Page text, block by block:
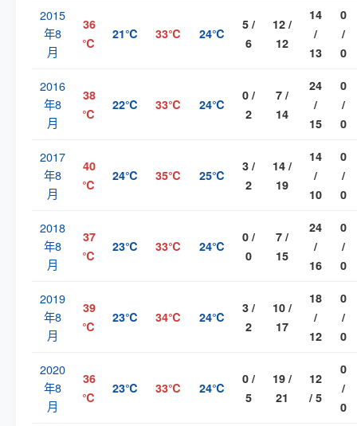
2015
年8
月
36
℃
21℃ 33℃ 24℃
5 /
6
12 /
12
14
/
13
0
/
0
2016
年8
月
38
℃
22℃ 33℃ 24℃
0 /
2
7 /
14
24
/
15
0
/
0
2017
年8
月
40
℃
24℃ 35℃ 25℃
3 /
2
14 /
19
14
/
10
0
/
0
2018
年8
月
37
℃
23℃ 33℃ 24℃
0 /
0
7 /
15
24
/
16
0
/
0
2019
年8
月
39
℃
23℃ 34℃ 24℃
3 /
2
10 /
17
18
/
12
0
/
0
2020
年8
月
36
℃
23℃ 33℃ 24℃
0 /
5
19 /
21
12
/ 5
0
/
0